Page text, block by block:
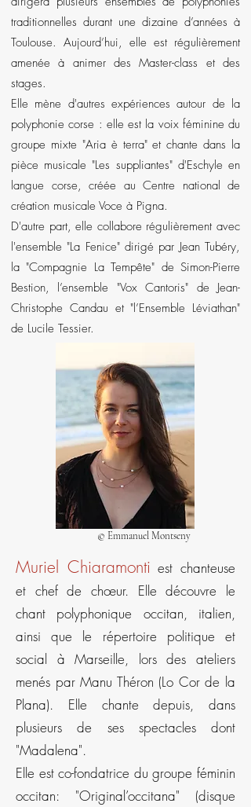
traditionnelles durant une dizaine d’années à
Toulouse. Aujourd’hui, elle est régulièrement
amenée à animer des Master-class et des
stages.
Elle mène d'autres expériences autour de la
polyphonie corse : elle est la voix féminine du
groupe mixte "Aria è terra" et chante dans la
pièce musicale "Les suppliantes" d'Eschyle en
langue corse, créée au Centre national de
création musicale Voce à Pigna.
D'autre part, elle collabore régulièrement avec
l'ensemble "La Fenice" dirigé par Jean Tubéry,
la "Compagnie La Tempête" de Simon-Pierre
Bestion, l’ensemble "Vox Cantoris" de Jean-
Christophe Candau et "l’Ensemble Léviathan"
de Lucile Tessier.
© Emmanuel Montseny
Muriel Chiaramonti est chanteuse
et chef de chœur. Elle découvre le
chant polyphonique occitan, italien,
ainsi que le répertoire politique et
social à Marseille, lors des ateliers
menés par Manu Théron (Lo Cor de la
Plana). Elle chante depuis, dans
plusieurs de ses spectacles dont
"Madalena".
Elle est co-fondatrice du groupe féminin
occitan: "Original’occitana" (disque